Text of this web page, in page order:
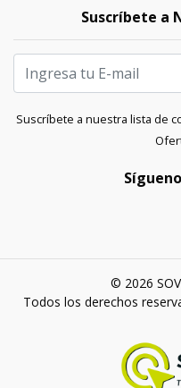
Suscríbete a
Suscríbete a nuestra lista de
© 2026
Todos los derechos